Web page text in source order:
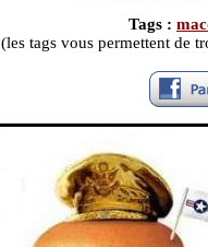
Tags :
(les tags vous permettent de